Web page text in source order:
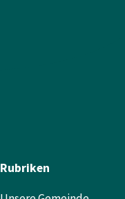
Rubriken